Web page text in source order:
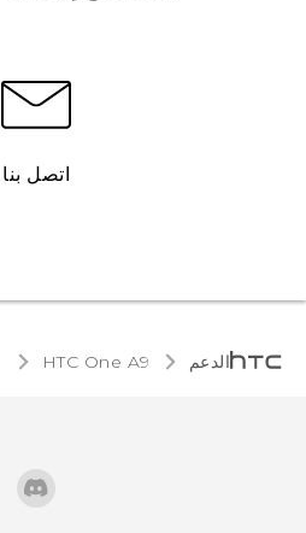
اتصل بنا
الدعم HTC One A9‎